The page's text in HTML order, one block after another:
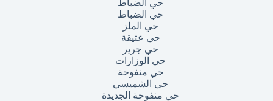
حي الضباط
حي الضباط
حي الملز
حي عتيقة
حي جرير
حي الوزارات
حي منفوحة
حي الشميسي
حي منفوحة الجديدة